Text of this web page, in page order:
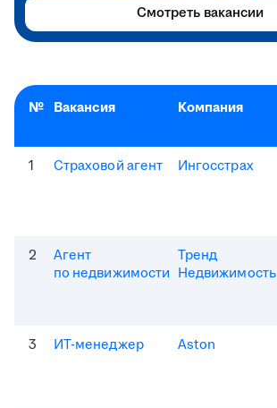
№ Вакансия Компания
1 Страховой агент Ингосстрах
2
Агент
по недвижимости
Тренд
Недвижимость
3 ИТ-менеджер Aston
Смотреть вакансии